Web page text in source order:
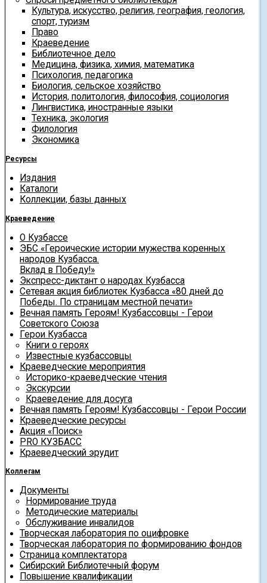
Культура, искусство, религия, география, геология,
спорт, туризм
Право
Краеведение
Библиотечное дело
Медицина, физика, химия, математика
Психология, педагогика
Биология, сельское хозяйство
История, политология, философия, социология
Лингвистика, иностранные языки
Техника, экология
Филология
Экономика
Ресурсы
Издания
Каталоги
Коллекции, базы данных
Краеведение
О Кузбассе
ЭБС «Героические истории мужества коренных
народов Кузбасса.
Вклад в Победу!»
Экспресс-диктант о народах Кузбасса
Сетевая акция библиотек Кузбасса «80 дней до
Победы. По страницам местной печати»
Вечная память Героям! Кузбассовцы - Герои
Советского Союза
Герои Кузбасса
Книги о героях
Известные кузбассовцы
Краеведческие мероприятия
Историко-краеведческие чтения
Экскурсии
Краеведение для досуга
Вечная память Героям! Кузбассовцы - Герои России
Краеведческие ресурсы
Акция «Поиск»
PRO КУЗБАСС
Краеведческий эрудит
Коллегам
Документы
Нормирование труда
Методические материалы
Обслуживание инвалидов
Творческая лаборатория по оцифровке
Творческая лаборатория по формированию фондов
Страница комплектатора
Сибирский Библиотечный форум
Повышение квалификации